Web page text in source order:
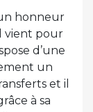
honneur
vient pour
d’une
un
et il
à sa